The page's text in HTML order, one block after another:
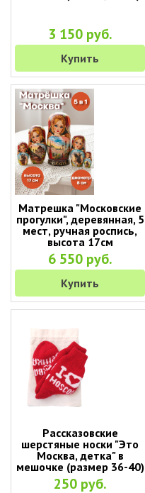
3 150 руб.
Купить
Матрешка "Московские
прогулки", деревянная, 5
мест, ручная роспись,
высота 17см
6 550 руб.
Купить
Рассказовские
шерстяные носки "Это
Москва, детка" в
мешочке (размер 36-40)
250 руб.